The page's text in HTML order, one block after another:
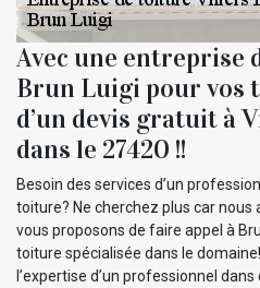
Avec une entreprise
Brun Luigi pour vos
d’un devis gratuit à
dans le 27420 !!
Besoin des services d’un
toiture? Ne cherchez plus car nous
vous proposons de faire appel à
toiture spécialisée dans le
l’expertise d’un professionnel